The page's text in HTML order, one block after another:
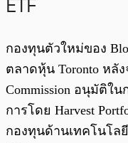
กองทุนตัวใหม่ของ
ตลาดหุ้น Toronto หลัง
Commission อนุมัติใ
การโดย Harvest
กองทุนด้านเทคโนโล